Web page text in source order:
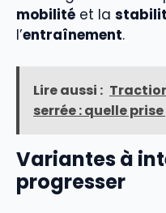
mobilité et la
l’entraînement.
Lire aussi :
serrée : quelle
Variantes à
progresser